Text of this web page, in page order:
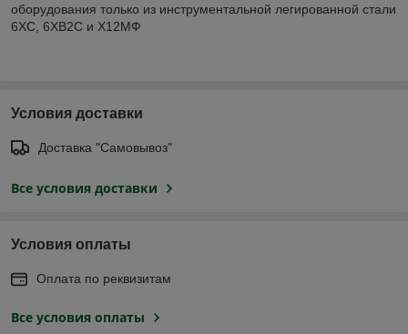
оборудования только из инструментальной легированной стали
6ХС, 6ХВ2С и Х12МФ
Условия доставки
Доставка "Самовывоз"
Все условия доставки
Условия оплаты
Оплата по реквизитам
Все условия оплаты